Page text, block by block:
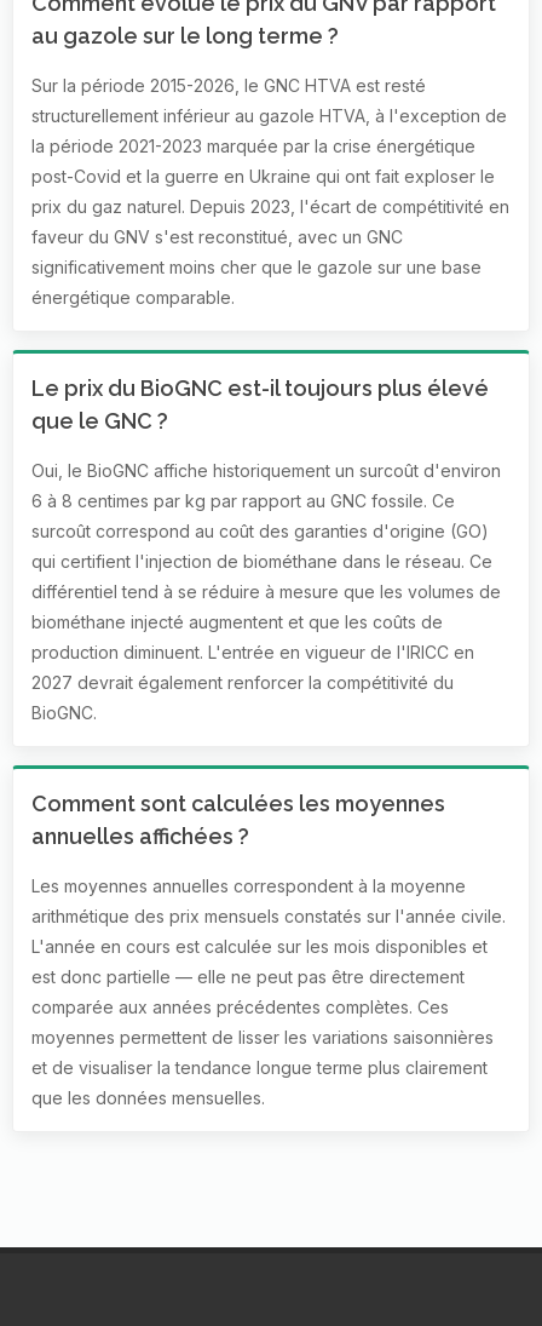
au gazole sur le long terme ?
Sur la période 2015-2026, le GNC HTVA est resté
structurellement inférieur au gazole HTVA, à l'exception de
la période 2021-2023 marquée par la crise énergétique
post-Covid et la guerre en Ukraine qui ont fait exploser le
prix du gaz naturel. Depuis 2023, l'écart de compétitivité en
faveur du GNV s'est reconstitué, avec un GNC
significativement moins cher que le gazole sur une base
énergétique comparable.
Le prix du BioGNC est-il toujours plus élevé
que le GNC ?
Oui, le BioGNC affiche historiquement un surcoût d'environ
6 à 8 centimes par kg par rapport au GNC fossile. Ce
surcoût correspond au coût des garanties d'origine (GO)
qui certifient l'injection de biométhane dans le réseau. Ce
différentiel tend à se réduire à mesure que les volumes de
biométhane injecté augmentent et que les coûts de
production diminuent. L'entrée en vigueur de l'IRICC en
2027 devrait également renforcer la compétitivité du
BioGNC.
Comment sont calculées les moyennes
annuelles affichées ?
Les moyennes annuelles correspondent à la moyenne
arithmétique des prix mensuels constatés sur l'année civile.
L'année en cours est calculée sur les mois disponibles et
est donc partielle — elle ne peut pas être directement
comparée aux années précédentes complètes. Ces
moyennes permettent de lisser les variations saisonnières
et de visualiser la tendance longue terme plus clairement
que les données mensuelles.